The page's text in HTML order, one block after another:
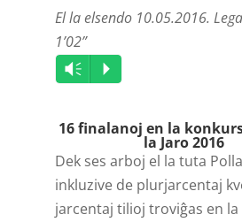
El la elsendo 10.05.2016.
1’02”
Audio
Player
Vm P
16 finalanoj en la
la Jaro 2016
Dek ses arboj el la tuta
inkluzive de plurjarcentaj
jarcentaj tilioj troviĝas en